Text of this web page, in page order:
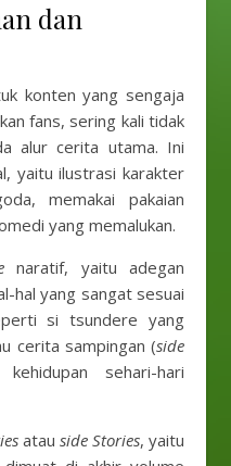
dan
konten yang sengaja
fans, sering kali tidak
alur cerita utama. Ini
yaitu ilustrasi karakter
memakai pakaian
yang memalukan.
naratif, yaitu adegan
hal yang sangat sesuai
si tsundere yang
cerita sampingan (side
sehari-hari
atau side Stories, yaitu